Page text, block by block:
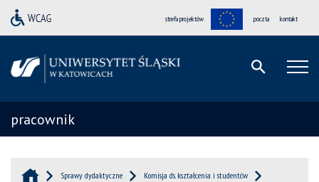
strefa projektów poczta kontakt
pracownik
Sprawy dydaktyczne
Komisja ds. kształcenia i studentów